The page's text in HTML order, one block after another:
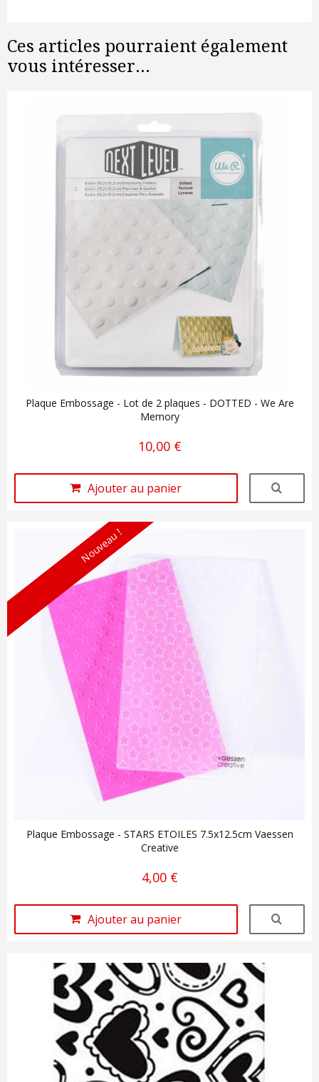
Ces articles pourraient également
vous intéresser...
Plaque Embossage - Lot de 2 plaques - DOTTED - We Are
Memory
10,00 €
Ajouter au panier
Nouveau !
Plaque Embossage - STARS ETOILES 7.5x12.5cm Vaessen
Creative
4,00 €
Ajouter au panier